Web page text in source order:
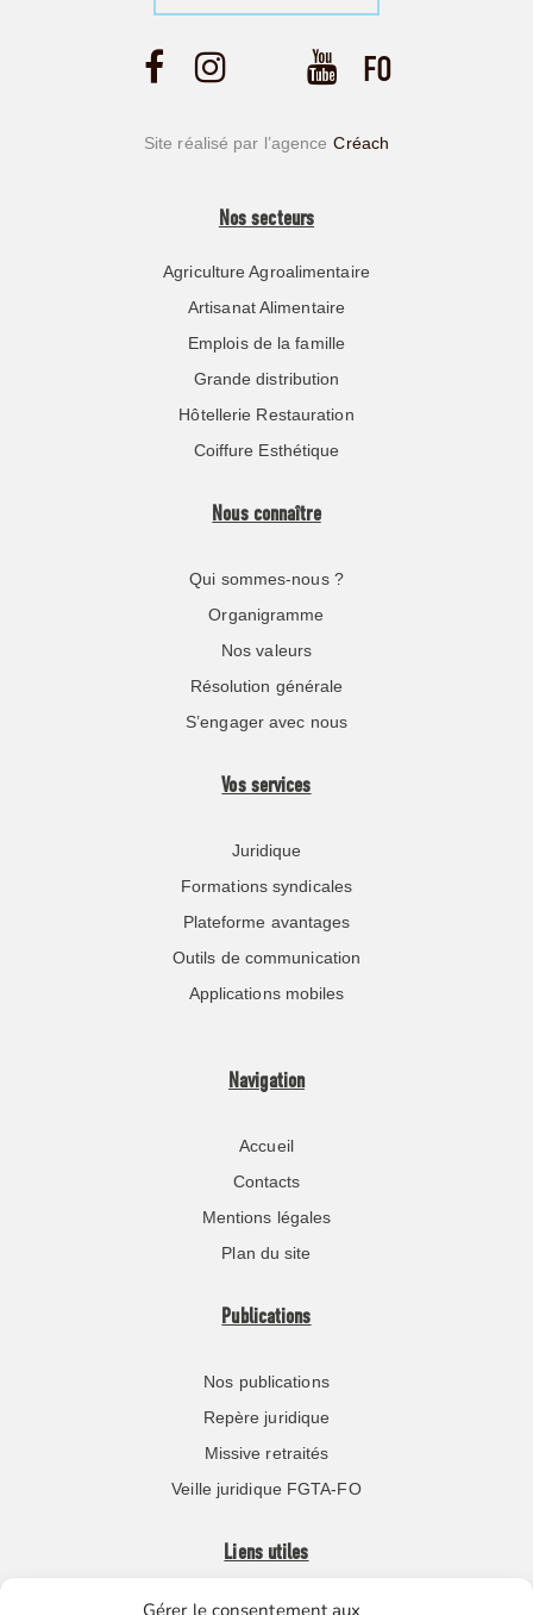
Gérer le consentement aux
Site réalisé par l’agence Créach
Nos secteurs
Agriculture Agroalimentaire
Artisanat Alimentaire
Emplois de la famille
Grande distribution
Hôtellerie Restauration
Coiffure Esthétique
Nous connaître
Qui sommes-nous ?
Organigramme
Nos valeurs
Résolution générale
S’engager avec nous
Vos services
Juridique
Formations syndicales
Plateforme avantages
Outils de communication
Applications mobiles
Navigation
Accueil
Contacts
Mentions légales
Plan du site
Publications
Nos publications
Repère juridique
Missive retraités
Veille juridique FGTA-FO
Liens utiles